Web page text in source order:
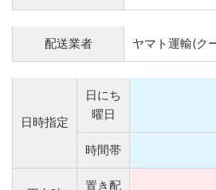
配送業者 ヤマト運輸(ク
日時指定
日にち
曜日
時間帯
置き配